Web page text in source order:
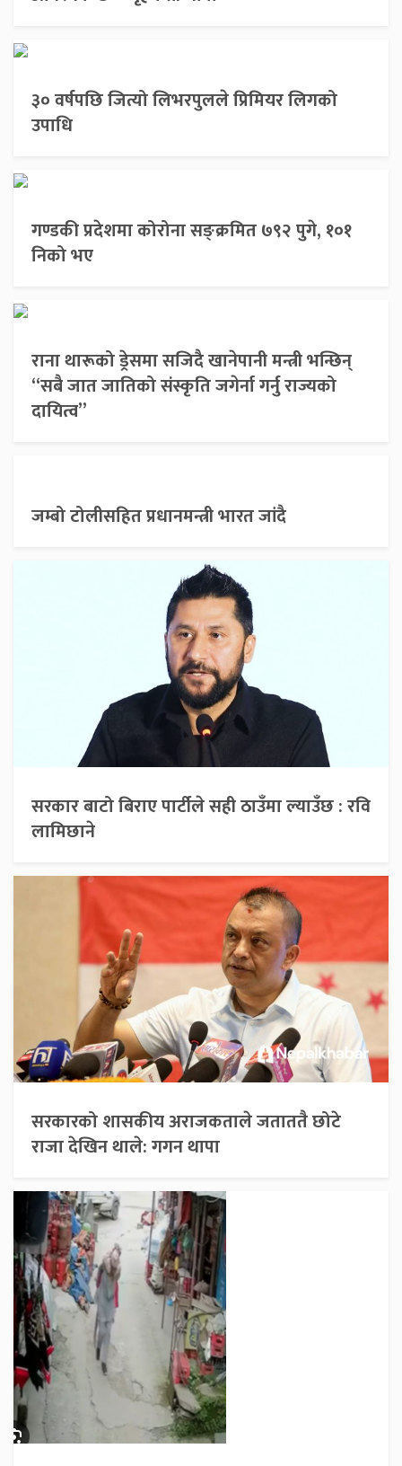
३० वर्षपछि जित्यो लिभरपुलले प्रिमियर लिगको
उपाधि
गण्डकी प्रदेशमा कोरोना सङ्क्रमित ७९२ पुगे, १०१
निको भए
राना थारूको ड्रेसमा सजिदै खानेपानी मन्त्री भन्छिन्
“सबै जात जातिको संस्कृति जगेर्ना गर्नु राज्यको
दायित्व”
जम्बो टोलीसहित प्रधानमन्त्री भारत जांदै
सरकार बाटो बिराए पार्टीले सही ठाउँमा ल्याउँछ : रवि
लामिछाने
सरकारको शासकीय अराजकताले जताततै छोटे
राजा देखिन थाले: गगन थापा